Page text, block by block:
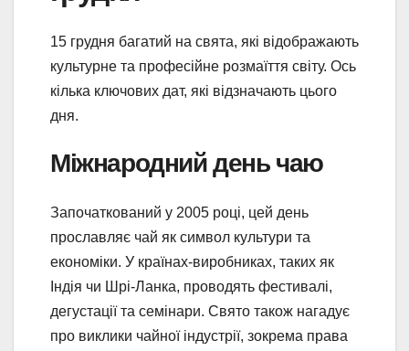
15 грудня багатий на свята, які відображають
культурне та професійне розмаїття світу. Ось
кілька ключових дат, які відзначають цього
дня.
Міжнародний день чаю
Започаткований у 2005 році, цей день
прославляє чай як символ культури та
економіки. У країнах-виробниках, таких як
Індія чи Шрі-Ланка, проводять фестивалі,
дегустації та семінари. Свято також нагадує
про виклики чайної індустрії, зокрема права